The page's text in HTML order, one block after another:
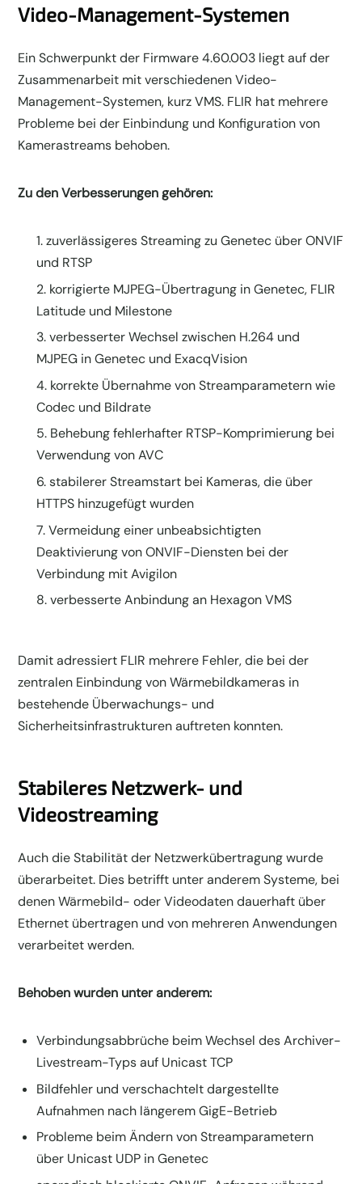
Video-Management-Systemen
Ein Schwerpunkt der Firmware 4.60.003 liegt auf der
Zusammenarbeit mit verschiedenen Video-
Management-Systemen, kurz VMS. FLIR hat mehrere
Probleme bei der Einbindung und Konfiguration von
Kamerastreams behoben.
Zu den Verbesserungen gehören:
zuverlässigeres Streaming zu Genetec über ONVIF
und RTSP
korrigierte MJPEG-Übertragung in Genetec, FLIR
Latitude und Milestone
verbesserter Wechsel zwischen H.264 und
MJPEG in Genetec und ExacqVision
korrekte Übernahme von Streamparametern wie
Codec und Bildrate
Behebung fehlerhafter RTSP-Komprimierung bei
Verwendung von AVC
stabilerer Streamstart bei Kameras, die über
HTTPS hinzugefügt wurden
Vermeidung einer unbeabsichtigten
Deaktivierung von ONVIF-Diensten bei der
Verbindung mit Avigilon
verbesserte Anbindung an Hexagon VMS
Damit adressiert FLIR mehrere Fehler, die bei der
zentralen Einbindung von Wärmebildkameras in
bestehende Überwachungs- und
Sicherheitsinfrastrukturen auftreten konnten.
Stabileres Netzwerk- und
Videostreaming
Auch die Stabilität der Netzwerkübertragung wurde
überarbeitet. Dies betrifft unter anderem Systeme, bei
denen Wärmebild- oder Videodaten dauerhaft über
Ethernet übertragen und von mehreren Anwendungen
verarbeitet werden.
Behoben wurden unter anderem:
Verbindungsabbrüche beim Wechsel des Archiver-
Livestream-Typs auf Unicast TCP
Bildfehler und verschachtelt dargestellte
Aufnahmen nach längerem GigE-Betrieb
Probleme beim Ändern von Streamparametern
über Unicast UDP in Genetec